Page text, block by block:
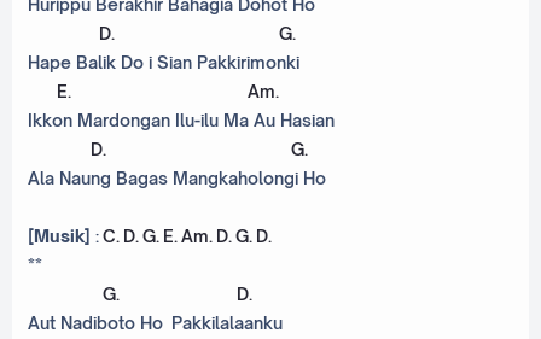
D. G.
Hape Balik Do i Sian Pakkirimonki
E. Am.
Ikkon Mardongan Ilu-ilu Ma Au Hasian
D. G.
Ala Naung Bagas Mangkaholongi Ho
[Musik] :C. D. G. E. Am. D. G. D.
**
G. D.
Aut Nadiboto Ho Pakkilalaanku